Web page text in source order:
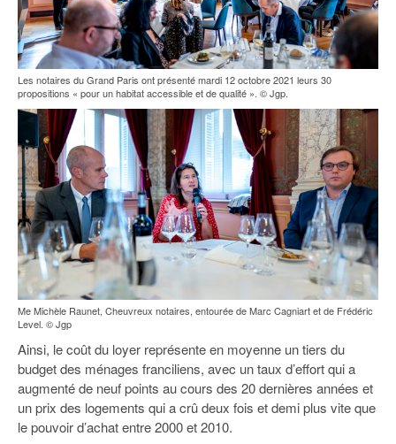
Les notaires du Grand Paris ont présenté mardi 12 octobre 2021 leurs 30
propositions « pour un habitat accessible et de qualité ». © Jgp.
Me Michèle Raunet, Cheuvreux notaires, entourée de Marc Cagniart et de Frédéric
Level. © Jgp
Ainsi, le coût du loyer représente en moyenne un tiers du
budget des ménages franciliens, avec un taux d’effort qui a
augmenté de neuf points au cours des 20 dernières années et
un prix des logements qui a crû deux fois et demi plus vite que
le pouvoir d’achat entre 2000 et 2010.